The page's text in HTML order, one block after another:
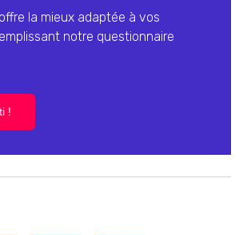
la mieux adaptée à vos
notre questionnaire
!